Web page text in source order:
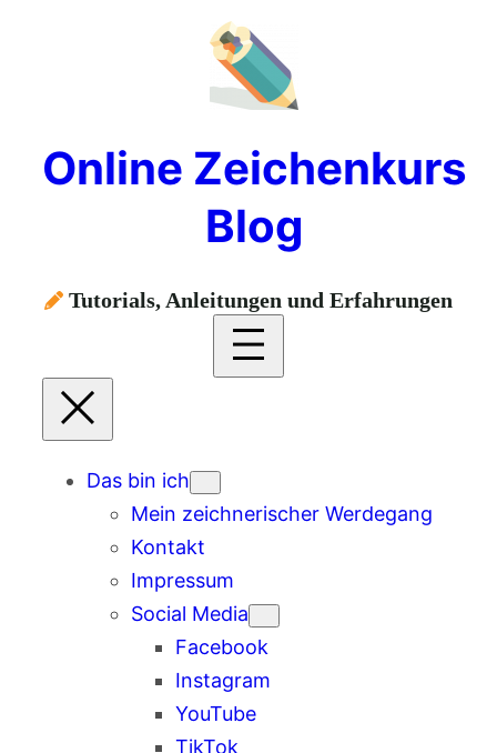
Online Zeichenkurs
Blog
Tutorials, Anleitungen und Erfahrungen
Das bin ich
Mein zeichnerischer Werdegang
Kontakt
Impressum
Social Media
Facebook
Instagram
YouTube
TikTok